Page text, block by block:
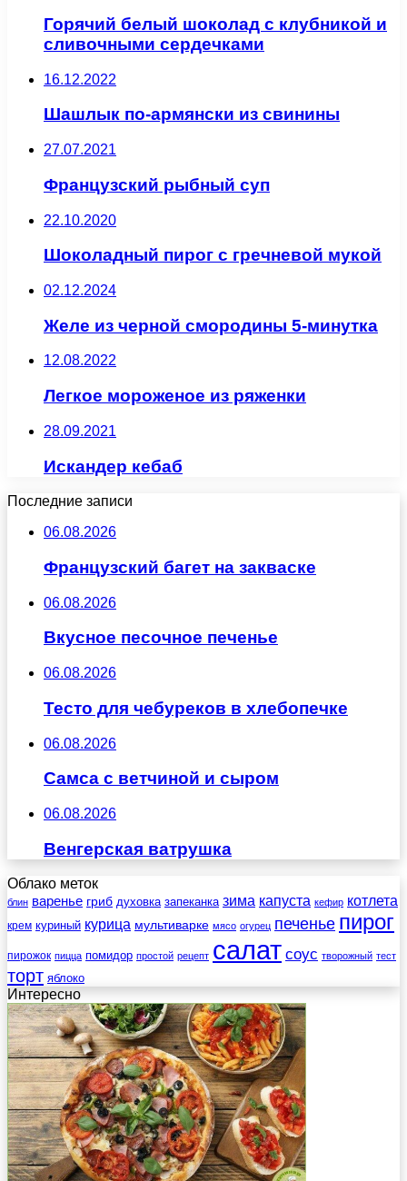
Горячий белый шоколад с клубникой и
сливочными сердечками
16.12.2022
Шашлык по-армянски из свинины
27.07.2021
Французский рыбный суп
22.10.2020
Шоколадный пирог с гречневой мукой
02.12.2024
Желе из черной смородины 5-минутка
12.08.2022
Легкое мороженое из ряженки
28.09.2021
Искандер кебаб
Последние записи
06.08.2026
Французский багет на закваске
06.08.2026
Вкусное песочное печенье
06.08.2026
Тесто для чебуреков в хлебопечке
06.08.2026
Самса с ветчиной и сыром
06.08.2026
Венгерская ватрушка
Облако меток
блин варенье гриб духовка запеканка зима капуста кефир котлета
крем куриный курица мультиварке мясо огурец печенье пирог
пирожок пицца помидор простой рецепт салат соус творожный тест
торт яблоко
Интересно